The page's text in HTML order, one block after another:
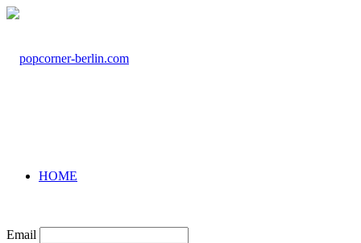
HOME
Email